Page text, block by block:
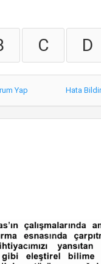
C D
Yap Hata Bildir